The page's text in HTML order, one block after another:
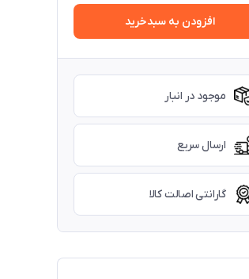
افزودن به سبدخرید
موجود در انبار
ارسال سریع
گارانتی اصالت کالا